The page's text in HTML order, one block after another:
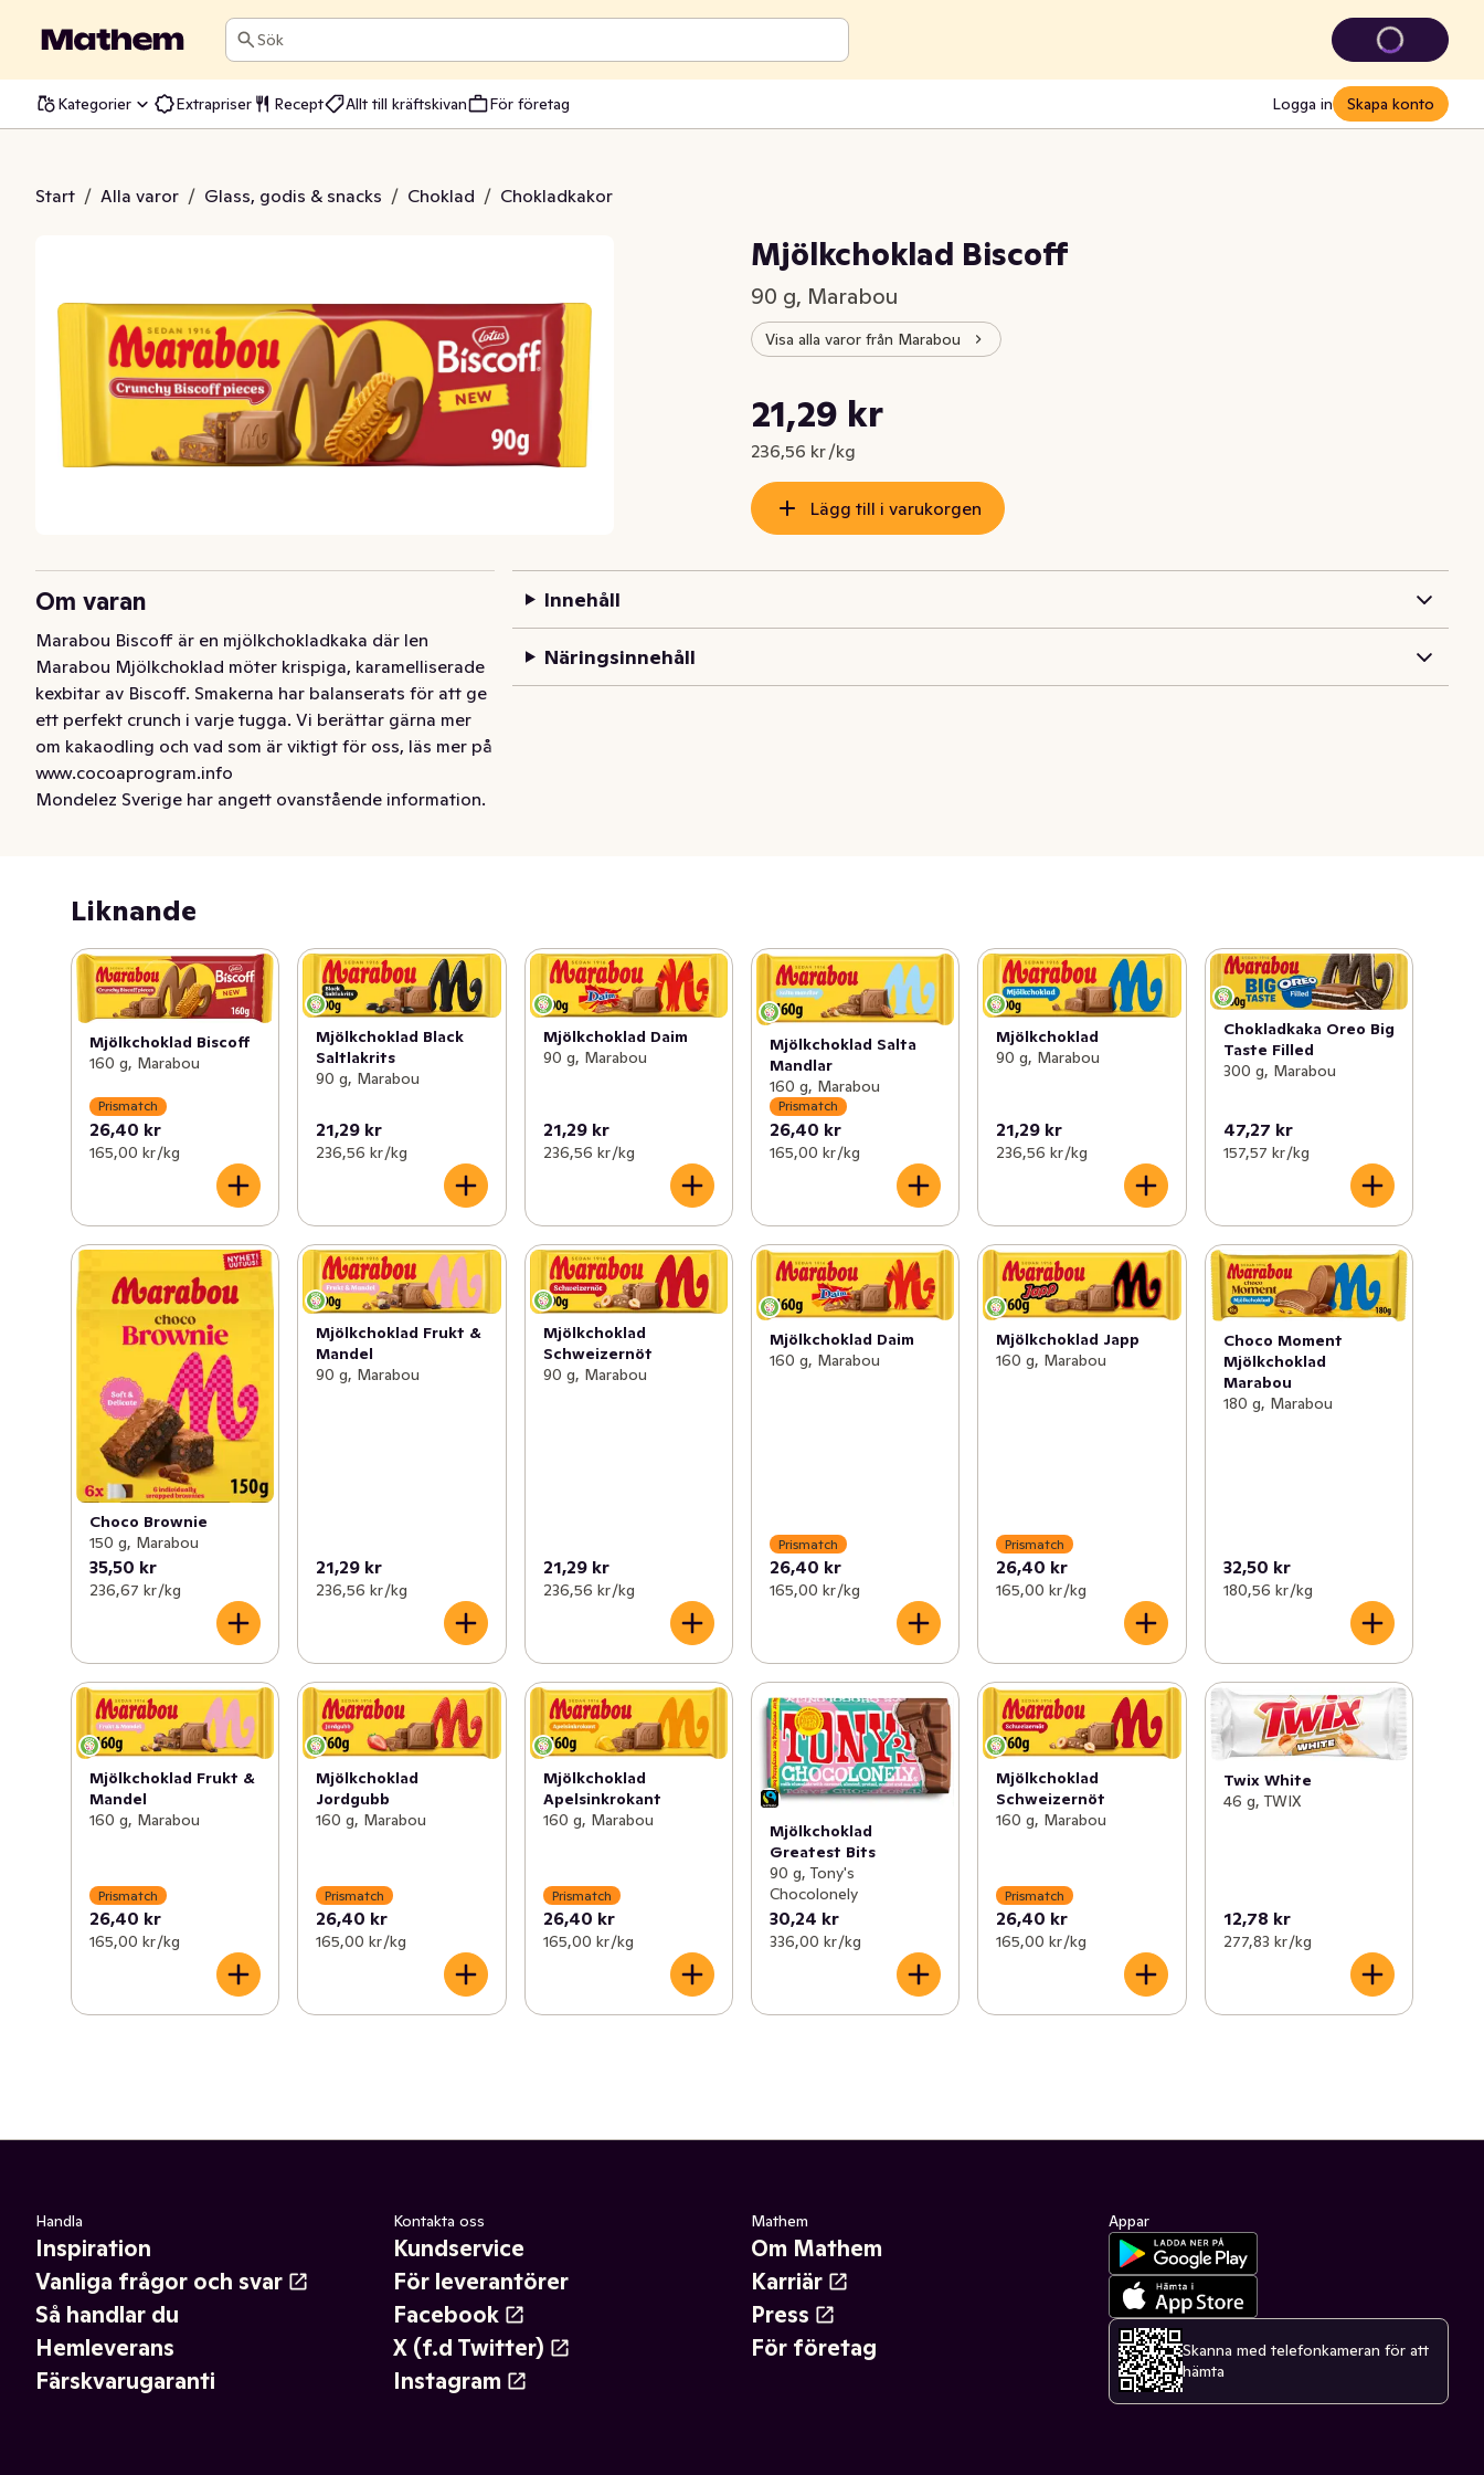
Sök
Kategorier Extrapriser Recept Allt till kräftskivan För företag Logga in Skapa konto
Start / Alla varor / Glass, godis & snacks / Choklad / Chokladkakor
Biscoff
Mjölkchoklad Biscoff
90 g, Marabou
Visa alla varor från Marabou
Nuvarande pris är: 21,29 kr
21,29 kr
236,56 kr /kg
Styckpris: 236,56 kr /kg
Lägg till i varukorgen
Om varan
Marabou Biscoff är en mjölkchokladkaka där len
Marabou Mjölkchoklad möter krispiga, karamelliserade
kexbitar av Biscoff. Smakerna har balanserats för att ge
ett perfekt crunch i varje tugga. Vi berättar gärna mer
om kakaodling och vad som är viktigt för oss, läs mer på
www.cocoaprogram.info
Mondelez Sverige har angett ovanstående information.
Innehåll
Näringsinnehåll
Liknande
Mjölkchoklad Biscoff
160 g, Marabou
Prismatch
26,40 kr
165,00 kr /kg
Mjölkchoklad Black
Saltlakrits
90 g, Marabou
21,29 kr
236,56 kr /kg
Mjölkchoklad Daim
90 g, Marabou
21,29 kr
236,56 kr /kg
Mjölkchoklad Salta
Mandlar
160 g, Marabou
Prismatch
26,40 kr
165,00 kr /kg
Mjölkchoklad
90 g, Marabou
21,29 kr
236,56 kr /kg
Chokladkaka Oreo Big
Taste Filled
300 g, Marabou
47,27 kr
157,57 kr /kg
Choco Brownie
150 g, Marabou
35,50 kr
236,67 kr /kg
Mjölkchoklad Frukt &
Mandel
90 g, Marabou
21,29 kr
236,56 kr /kg
Mjölkchoklad
Schweizernöt
90 g, Marabou
21,29 kr
236,56 kr /kg
Mjölkchoklad Daim
160 g, Marabou
Prismatch
26,40 kr
165,00 kr /kg
Mjölkchoklad Japp
160 g, Marabou
Prismatch
26,40 kr
165,00 kr /kg
Choco Moment
Mjölkchoklad
Marabou
180 g, Marabou
32,50 kr
180,56 kr /kg
Mjölkchoklad Frukt &
Mandel
160 g, Marabou
Prismatch
26,40 kr
165,00 kr /kg
Mjölkchoklad
Jordgubb
160 g, Marabou
Prismatch
26,40 kr
165,00 kr /kg
Mjölkchoklad
Apelsinkrokant
160 g, Marabou
Prismatch
26,40 kr
165,00 kr /kg
Mjölkchoklad
Greatest Bits
90 g, Tony's
Chocolonely
30,24 kr
336,00 kr /kg
Mjölkchoklad
Schweizernöt
160 g, Marabou
Prismatch
26,40 kr
165,00 kr /kg
Twix White
46 g, TWIX
12,78 kr
277,83 kr /kg
Handla
Inspiration
Vanliga frågor och svar
Så handlar du
Hemleverans
Färskvarugaranti
Kontakta oss
Kundservice
För leverantörer
Facebook
X (f.d Twitter)
Instagram
Mathem
Om Mathem
Karriär
Press
För företag
Appar
Skanna med telefonkameran för att
hämta